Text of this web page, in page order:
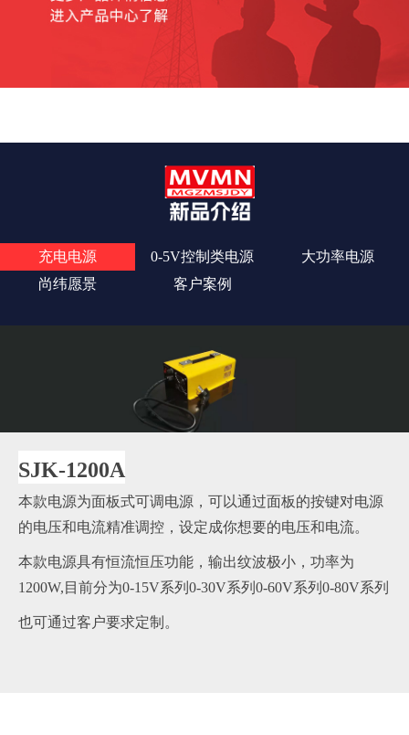
充电电源 0-5V控制类电源
大功率电源
尚纬愿景
客户案例
SJK-1200A
本款电源为面板式可调电源，可以通过面板的按键对电源
的电压和电流精准调控，设定成你想要的电压和电流。
本款电源具有恒流恒压功能，输出纹波极小，功率为
1200W,目前分为0-15V系列0-30V系列0-60V系列0-80V系列
也可通过客户要求定制。